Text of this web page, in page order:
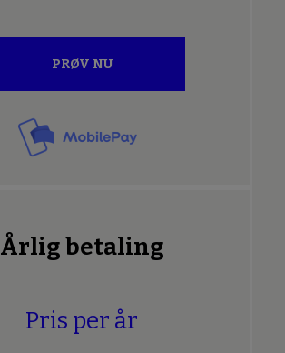
PRØV NU
Årlig betaling
Pris per år